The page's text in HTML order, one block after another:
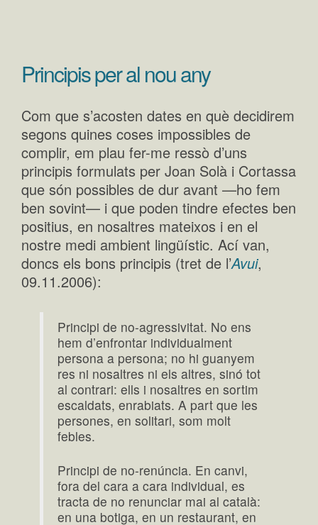
Principis per al nou any
Com que s’acosten dates en què decidirem
segons quines coses impossibles de
complir, em plau fer-me ressò d’uns
principis formulats per Joan Solà i Cortassa
que són possibles de dur avant —ho fem
ben sovint— i que poden tindre efectes ben
positius, en nosaltres mateixos i en el
nostre medi ambient lingüístic. Ací van,
doncs els bons principis (tret de l’Avui,
09.11.2006):
Principi de no-agressivitat. No ens
hem d’enfrontar individualment
persona a persona; no hi guanyem
res ni nosaltres ni els altres, sinó tot
al contrari: ells i nosaltres en sortim
escaldats, enrabiats. A part que les
persones, en solitari, som molt
febles.
Principi de no-renúncia. En canvi,
fora del cara a cara individual, es
tracta de no renunciar mai al català:
en una botiga, en un restaurant, en